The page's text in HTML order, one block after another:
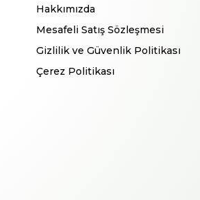
Hakkımızda
Mesafeli Satış Sözleşmesi
Gizlilik ve Güvenlik Politikası
Çerez Politikası